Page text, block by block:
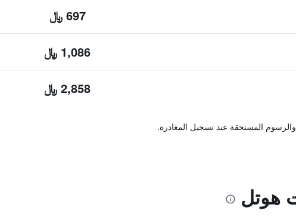
697 ﷼
1,086 ﷼
2,858 ﷼
المستحقة عند تسجيل المغادرة.
هوتل